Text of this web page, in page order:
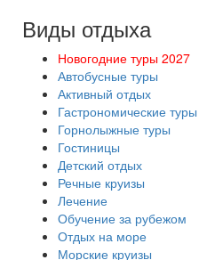
Виды отдыха
Новогодние туры 2027
Автобусные туры
Активный отдых
Гастрономические туры
Горнолыжные туры
Гостиницы
Детский отдых
Речные круизы
Лечение
Обучение за рубежом
Отдых на море
Морские круизы